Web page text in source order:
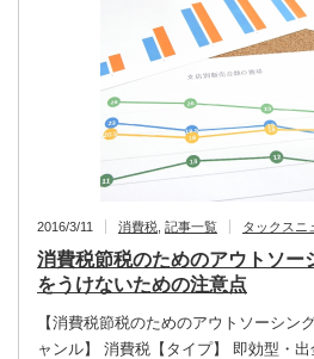
2016/3/11 消費税 記事一覧 タックスニ
消費税節税のためのアウトソー
をうけないための注意点
【消費税節税のためのアウトソーシン
ャンル】 消費税【タイプ】 即効型・